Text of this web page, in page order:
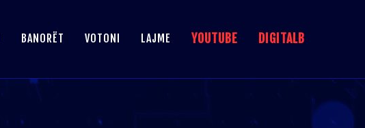
BANORËT VOTONI LAJME YOUTUBE DIGITALB